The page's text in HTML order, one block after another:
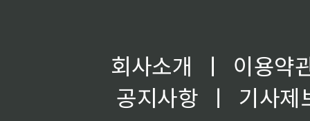
회사소개 ㅣ
이용약
공지사항
ㅣ
기사제